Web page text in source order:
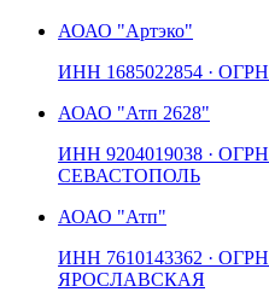
АОАО "Артэко"
ИНН 1685022854 · ОГРН
АОАО "Атп 2628"
ИНН 9204019038 · ОГРН
СЕВАСТОПОЛЬ
АОАО "Атп"
ИНН 7610143362 · ОГРН
ЯРОСЛАВСКАЯ